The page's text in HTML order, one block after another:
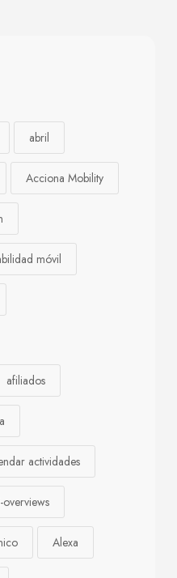
abril
Acciona Mobility
móvil
afiliados
actividades
overviews
Alexa